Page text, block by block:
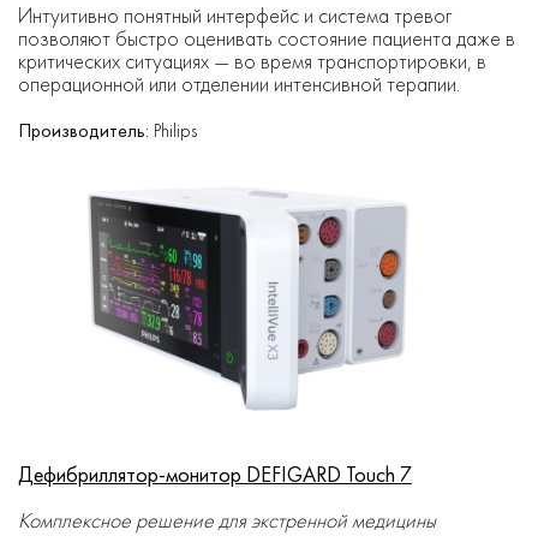
Интуитивно понятный интерфейс и система тревог
позволяют быстро оценивать состояние пациента даже в
критических ситуациях — во время транспортировки, в
операционной или отделении интенсивной терапии.
Производитель: Philips
Дефибриллятор-монитор DEFIGARD Touch 7
Комплексное решение для экстренной медицины